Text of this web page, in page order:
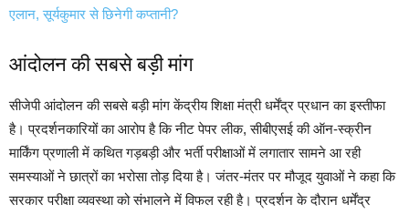
एलान, सूर्यकुमार से छिनेगी कप्तानी?
आंदोलन की सबसे बड़ी मांग
सीजेपी आंदोलन की सबसे बड़ी मांग केंद्रीय शिक्षा मंत्री धर्मेंद्र प्रधान का इस्तीफा
है। प्रदर्शनकारियों का आरोप है कि नीट पेपर लीक, सीबीएसई की ऑन-स्क्रीन
मार्किंग प्रणाली में कथित गड़बड़ी और भर्ती परीक्षाओं में लगातार सामने आ रही
समस्याओं ने छात्रों का भरोसा तोड़ दिया है। जंतर-मंतर पर मौजूद युवाओं ने कहा कि
सरकार परीक्षा व्यवस्था को संभालने में विफल रही है। प्रदर्शन के दौरान धर्मेंद्र